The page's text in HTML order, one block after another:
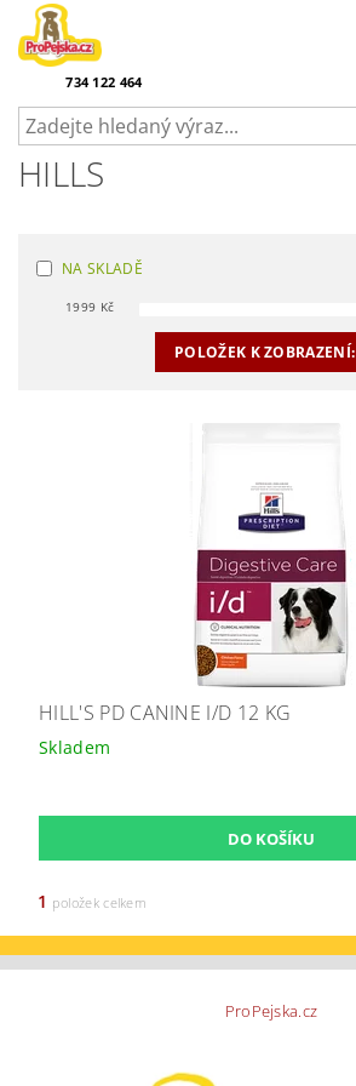
734 122 464
HILLS
NA SKLADĚ
1999 Kč
POLOŽEK K ZOBRAZENÍ:
HILL'S PD CANINE I/D 12 KG
Skladem
1 položek celkem
ProPejska.cz